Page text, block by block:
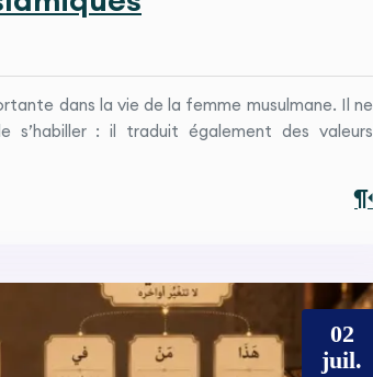
dans la vie de la femme musulmane. Il ne
s’habiller : il traduit également des valeurs
02
juil.